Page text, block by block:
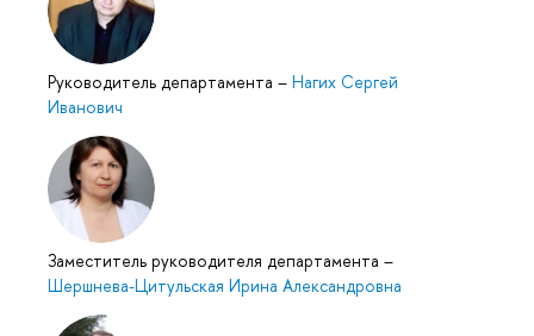
Руководитель департамента – Нагих Сергей
Иванович
Заместитель руководителя департамента –
Шершнева-Цитульская Ирина Александровна